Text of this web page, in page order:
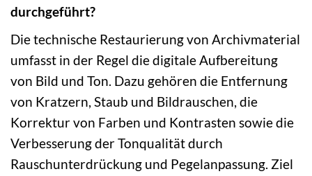
durchgeführt?
Die technische Restaurierung von Archivmaterial
umfasst in der Regel die digitale Aufbereitung
von Bild und Ton. Dazu gehören die Entfernung
von Kratzern, Staub und Bildrauschen, die
Korrektur von Farben und Kontrasten sowie die
Verbesserung der Tonqualität durch
Rauschunterdrückung und Pegelanpassung. Ziel